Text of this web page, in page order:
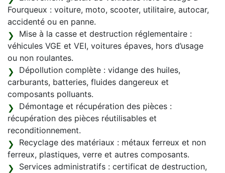
Fourqueux : voiture, moto, scooter, utilitaire, autocar,
accidenté ou en panne.
Mise à la casse et destruction réglementaire :
véhicules VGE et VEI, voitures épaves, hors d’usage
ou non roulantes.
Dépollution complète : vidange des huiles,
carburants, batteries, fluides dangereux et
composants polluants.
Démontage et récupération des pièces :
récupération des pièces réutilisables et
reconditionnement.
Recyclage des matériaux : métaux ferreux et non
ferreux, plastiques, verre et autres composants.
Services administratifs : certificat de destruction,